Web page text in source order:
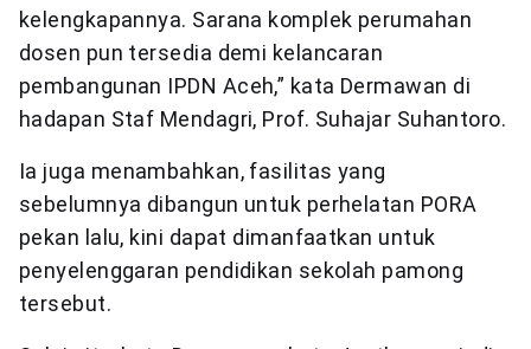
kelengkapannya. Sarana komplek perumahan
dosen pun tersedia demi kelancaran
pembangunan IPDN Aceh,” kata Dermawan di
hadapan Staf Mendagri, Prof. Suhajar Suhantoro.
Ia juga menambahkan, fasilitas yang
sebelumnya dibangun untuk perhelatan PORA
pekan lalu, kini dapat dimanfaatkan untuk
penyelenggaran pendidikan sekolah pamong
tersebut.